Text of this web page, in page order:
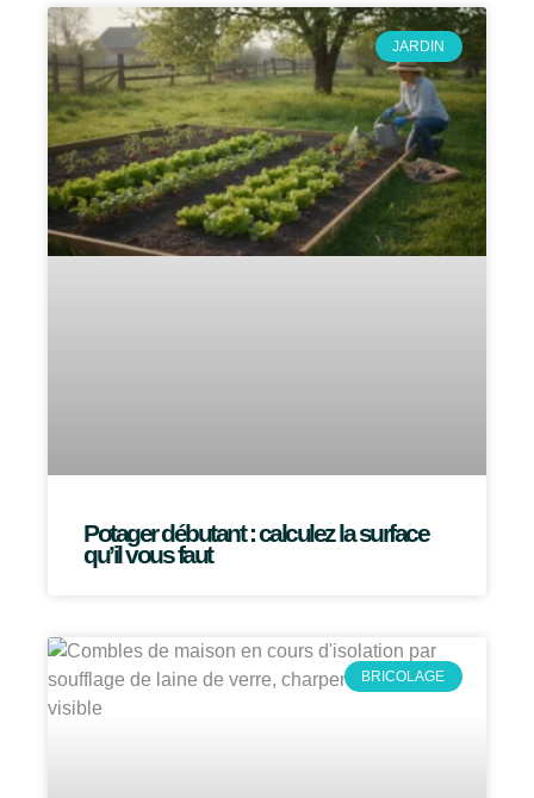
JARDIN
Potager débutant : calculez la surface
qu’il vous faut
BRICOLAGE
PagePagePagePagePagePagePagePage